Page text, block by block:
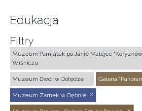
Edukacja
Filtry
Muzeum Pamiątek po Janie Matejce
Wiśniczu
Muzeum Dwór w Dołędze Galeria
Muzeum Zamek w Dębnie